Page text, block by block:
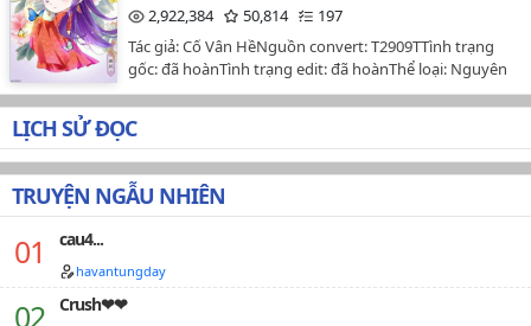
… 2,922,384
50,814
197
Tác giả: Cố Vân HềNguồn convert: T2909TTình trạng
gốc: đã hoànTình trạng edit: đã hoànThể loại: Nguyên
sang, hiện đại, cổ đại, ngọt sủng, cao H, xuyên nhanh,
mau xuyên, hệ thống, công lược, 1V1, HE Ngày đào hố:
20/7/2022Ngày lấp hố: 20/01/2023Văn án:Mẫn Dao là
một ảnh hậu, vô tình chết lại bị trói định hệ thống
"Công lược tính phúc". Từ đây, nàng bắt đầu cuộc sống
"tính phúc" ở các thế giới.Mỗi thế giới đều là
thanh maiTG02: Muộn tao quân nhân VS Bạn gái mang
bầuTG03: Tổng tài hắc hóa VS Người vợ hiền huệTG04:
LỊCH SỬ ĐỌC
TRUYỆN NGẪU NHIÊN
cau4...
havantungday
Crush❤❤